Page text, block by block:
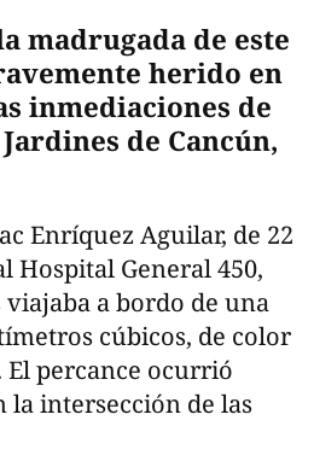
madrugada de este
herido en
inmediaciones de
de Cancún,
Enríquez Aguilar, de 22
Hospital General 450,
a bordo de una
cúbicos, de color
percance ocurrió
la intersección de las